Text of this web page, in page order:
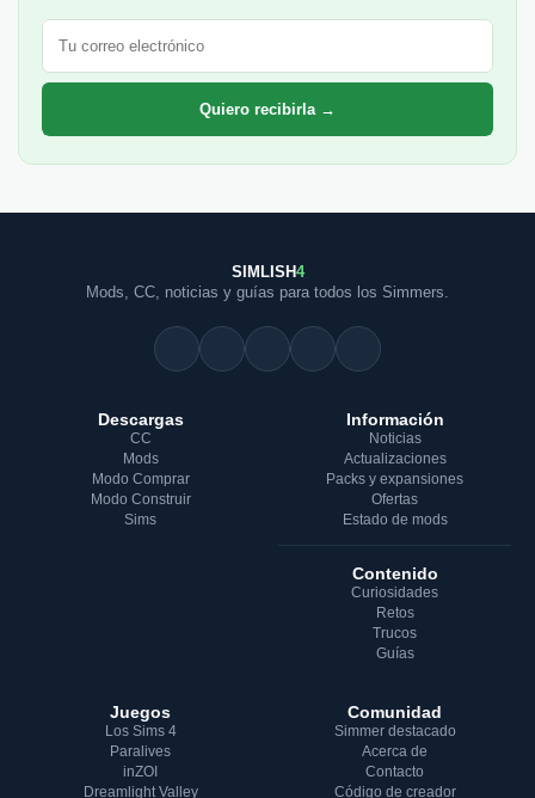
Correo electrónico
Quiero recibirla →
SIMLISH4
Mods, CC, noticias y guías para todos los Simmers.
Descargas
CC
Mods
Modo Comprar
Modo Construir
Sims
Información
Noticias
Actualizaciones
Packs y expansiones
Ofertas
Estado de mods
Contenido
Curiosidades
Retos
Trucos
Guías
Juegos
Los Sims 4
Paralives
inZOI
Dreamlight Valley
Comunidad
Simmer destacado
Acerca de
Contacto
Código de creador